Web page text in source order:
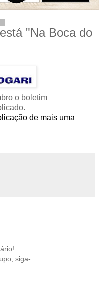
"Na Boca do
o boletim
de mais uma
siga-